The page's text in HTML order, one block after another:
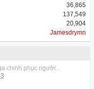
36,865
137,549
20,904
Jamesdrymn
chinh phục người...